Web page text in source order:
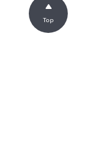
Top